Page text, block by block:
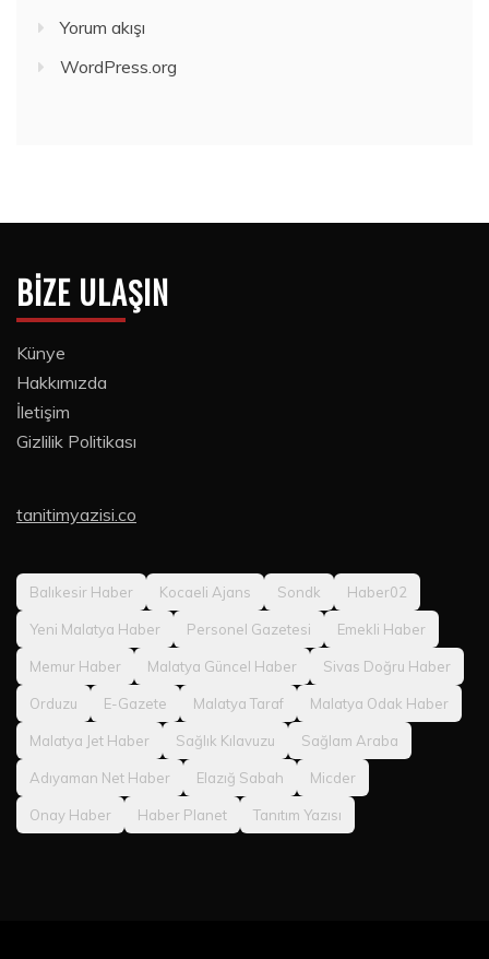
Yorum akışı
WordPress.org
BIZE ULAŞIN
Künye
Hakkımızda
İletişim
Gizlilik Politikası
tanitimyazisi.co
Balıkesir Haber Kocaeli Ajans Sondk Haber02
Yeni Malatya Haber Personel Gazetesi Emekli Haber
Memur Haber Malatya Güncel Haber Sivas Doğru Haber
Orduzu E-Gazete Malatya Taraf Malatya Odak Haber
Malatya Jet Haber Sağlık Kılavuzu Sağlam Araba
Adıyaman Net Haber Elazığ Sabah Micder
Onay Haber Haber Planet Tanıtım Yazısı